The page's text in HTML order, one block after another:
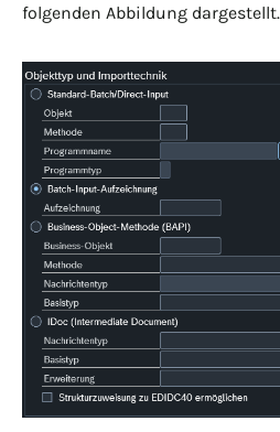
folgenden Abbildung dargestellt.